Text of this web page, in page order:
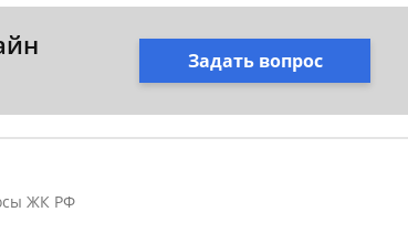
Задать вопрос
ЖК РФ